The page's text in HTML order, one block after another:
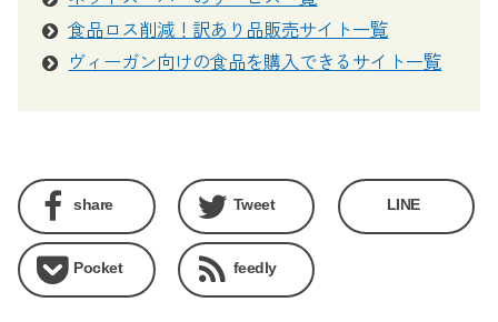
2025/6/17 スーパーにお米がない！品薄がつづく今、
選べる買い方まとめ
のこだわりギフトまとめ
2025/1/10
【2025年】ヴィーガン食品を購入できる
通販サイトを比較！おすすめポイントからピックアップ
食品ロス削減！訳あり品販売サイト一覧
ヴィーガン向けの食品を購入できるサイト一覧
share Tweet LINE
Pocket feedly